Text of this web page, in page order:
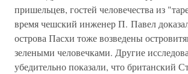
пришельцев, гостей человечества из
время чешский инженер П. Павел
острова Пасхи тоже возведены
зелеными человечками. Другие
убедительно показали, что британский